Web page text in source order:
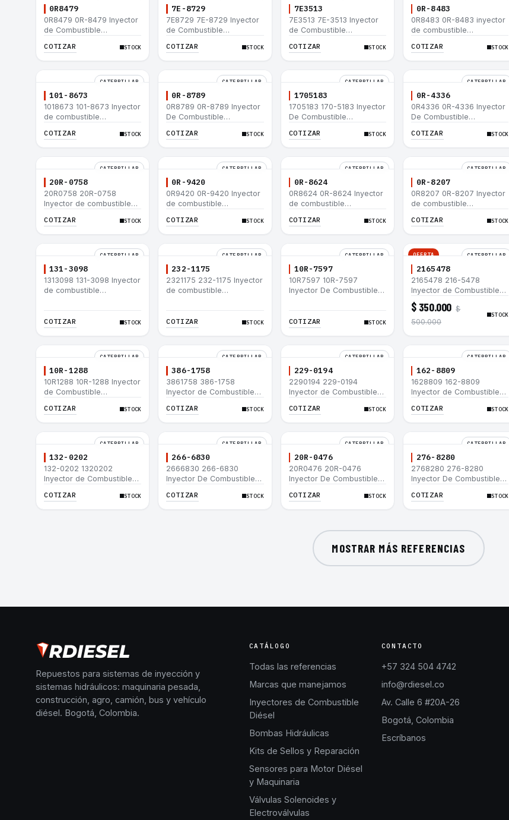
0R8479
0R8479 0R-8479 Inyector
de Combustible
IT12B IT14F IT14B 910E
COTIZAR STOCK
7E-8729
7E8729 7E-8729 Inyector
de Combustible
IT12B IT14F IT14B 910E
COTIZAR STOCK
7E3513
7E3513 7E-3513 Inyector
de Combustible
IT12B IT14F IT14B 910E
COTIZAR STOCK
0R-8483
0R8483 0R-8483 inyector
de combustible
320-A N 320-A 320N
COTIZAR STOCK
CATERPILLAR
101-8673
1018673 101-8673 Inyector
de combustible
3114 3116
COTIZAR STOCK
CATERPILLAR
0R-8789
0R8789 0R-8789 Inyector
De Combustible
3406B 3406C RM-350B
COTIZAR STOCK
CATERPILLAR
1705183
1705183 170-5183 Inyector
De Combustible
330B 160H 12G 12H 140G
COTIZAR STOCK
CATERPILLAR
0R-4336
0R4336 0R-4336 Inyector
De Combustible
330B 160H 12G 12H 140G
COTIZAR STOCK
CATERPILLAR
20R-0758
20R0758 20R-0758
Inyector de combustible
775D D9R D10R 657E 631E
COTIZAR STOCK
CATERPILLAR
0R-9420
0R9420 0R-9420 Inyector
de combustible
775D D9R D10R 657E 631E
COTIZAR STOCK
CATERPILLAR
0R-8624
0R8624 0R-8624 Inyector
de combustible
775D D9R D10R 657E 631E
COTIZAR STOCK
CATERPILLAR
0R-8207
0R8207 0R-8207 Inyector
de combustible
775D D9R D10R 657E 631E
COTIZAR STOCK
CATERPILLAR
131-3098
1313098 131-3098 Inyector
de combustible
988F II
COTIZAR STOCK
CATERPILLAR
232-1175
2321175 232-1175 Inyector
de combustible
988F II
COTIZAR STOCK
CATERPILLAR
10R-7597
10R7597 10R-7597
Inyector De Combustible
L
COTIZAR STOCK
OFERTA CATERPILLAR
2165478
2165478 216-5478
Inyector de Combustible
para motor Caterpillar
3044C minicargador 236B
246B Bulldozer D3G D4G
$ 350.000 $
500.000
STOCK
CATERPILLAR
10R-1288
10R1288 10R-1288 Inyector
de Combustible
3512B 3516B 3516C 854G
COTIZAR STOCK
CATERPILLAR
386-1758
3861758 386-1758
Inyector de Combustible
3512B 3516B 3516C 854G
COTIZAR STOCK
CATERPILLAR
229-0194
2290194 229-0194
Inyector de Combustible
3512B 3516B 3516C 854G
COTIZAR STOCK
CATERPILLAR
162-8809
1628809 162-8809
Inyector de Combustible
3512B 3516B 3516C 854G
COTIZAR STOCK
CATERPILLAR
132-0202
132-0202 1320202
Inyector de Combustible
3512B 3516B 3516C 854G
COTIZAR STOCK
CATERPILLAR
266-6830
2666830 266-6830
Inyector De Combustible
3054C 416D 422E
COTIZAR STOCK
CATERPILLAR
20R-0476
20R0476 20R-0476
Inyector De Combustible
3054C 416D 422E
COTIZAR STOCK
CATERPILLAR
276-8280
2768280 276-8280
Inyector De Combustible
953D
COTIZAR STOCK
MOSTRAR MÁS REFERENCIAS
Repuestos para sistemas de inyección y
sistemas hidráulicos: maquinaria pesada,
construcción, agro, camión, bus y vehículo
diésel. Bogotá, Colombia.
CATÁLOGO
Todas las referencias
Marcas que manejamos
Inyectores de Combustible
Diésel
Bombas Hidráulicas
Kits de Sellos y Reparación
Sensores para Motor Diésel
y Maquinaria
Válvulas Solenoides y
Electroválvulas
CONTACTO
+57 324 504 4742
info@rdiesel.co
Av. Calle 6 #20A-26
Bogotá, Colombia
Escríbanos